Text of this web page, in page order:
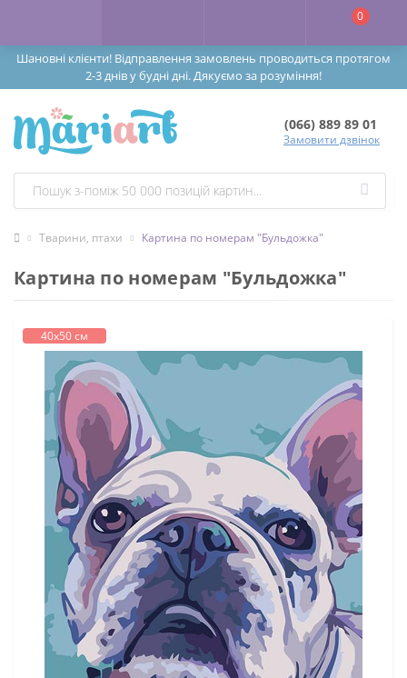
Шановні клієнти! Відправлення замовлень проводиться протягом
2-3 днів у будні дні. Дякуємо за розуміння!
0
(066) 889 89 01
Замовити дзвінок
Тварини, птахи Картина по номерам "Бульдожка"
Картина по номерам "Бульдожка"
40х50 см